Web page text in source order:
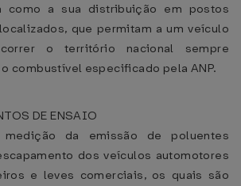
como a sua distribuição em postos
que permitam a um veículo
o território nacional sempre
combustível especificado pela ANP.
DE ENSAIO
medição da emissão de poluentes
dos veículos automotores
e leves comerciais, os quais são